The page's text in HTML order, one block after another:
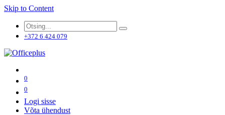
Skip to Content
+372 6 424 079
0
0
Logi sisse
Võta ühendust